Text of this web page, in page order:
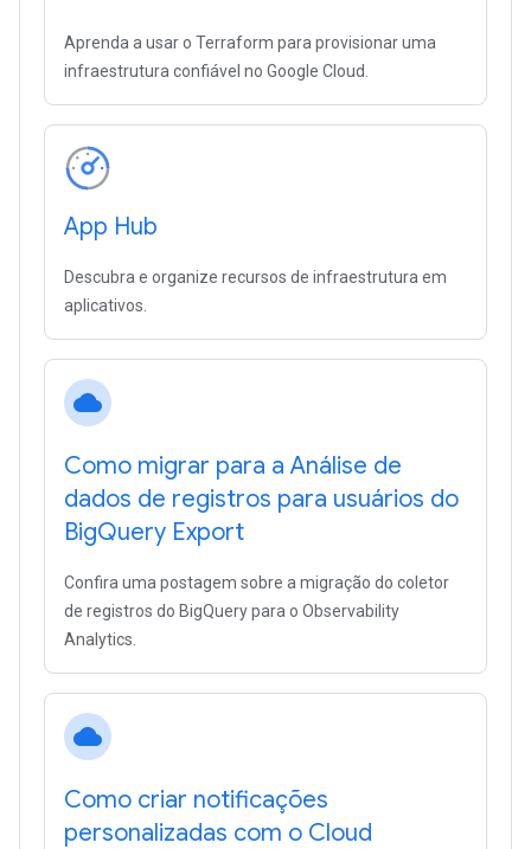
Aprenda a usar o Terraform para provisionar uma
infraestrutura confiável no Google Cloud.
App Hub
Descubra e organize recursos de infraestrutura em
aplicativos.
cloud
Como migrar para a Análise de
dados de registros para usuários do
BigQuery Export
Confira uma postagem sobre a migração do coletor
de registros do BigQuery para o Observability
Analytics.
cloud
Como criar notificações
personalizadas com o Cloud